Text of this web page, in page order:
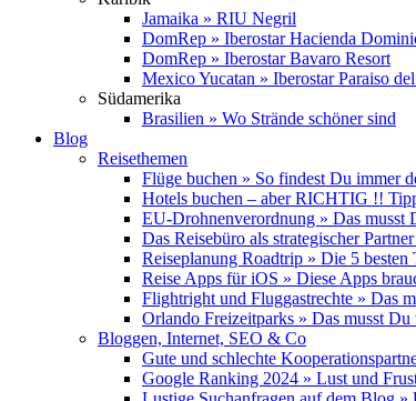
Jamaika » RIU Negril
DomRep » Iberostar Hacienda
DomRep » Iberostar Bavaro Resort
Mexico Yucatan » Iberostar Paraiso
Südamerika
Brasilien » Wo Strände schöner sind
Blog
Reisethemen
Flüge buchen » So findest Du immer
Hotels buchen – aber RICHTIG !!
EU-Drohnenverordnung » Das musst
Das Reisebüro als strategischer
Reiseplanung Roadtrip » Die 5 besten
Reise Apps für iOS » Diese Apps
Flightright und Fluggastrechte » Das
Orlando Freizeitparks » Das musst
Bloggen, Internet, SEO & Co
Gute und schlechte
Google Ranking 2024 » Lust und